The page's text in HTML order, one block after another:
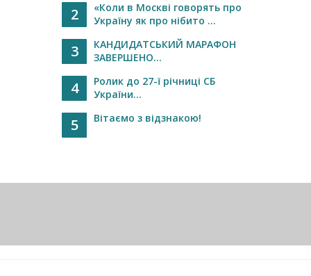
2
«Коли в Москві говорять про
Україну як про нібито ...
3
КАНДИДАТСЬКИЙ МАРАФОН
ЗАВЕРШЕНО...
4
Ролик до 27-ї річниці СБ
України...
5 Вітаємо з відзнакою!